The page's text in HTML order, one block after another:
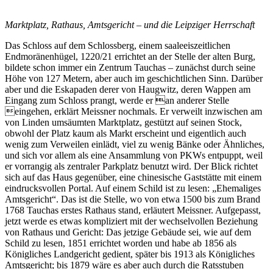
Marktplatz, Rathaus, Amtsgericht – und die Leipziger Herrschaft
Das Schloss auf dem Schlossberg, einem saaleeiszeitlichen
Endmoränenhügel, 1220/21 errichtet an der Stelle der alten Burg,
bildete schon immer ein Zentrum Tauchas – zunächst durch seine
Höhe von 127 Metern, aber auch im geschichtlichen Sinn. Darüber
aber und die Eskapaden derer von Haugwitz, deren Wappen am
Eingang zum Schloss prangt, werde er an anderer Stelle
eingehen, erklärt Meissner nochmals. Er verweilt inzwischen am
von Linden umsäumten Marktplatz, gestützt auf seinen Stock,
obwohl der Platz kaum als Markt erscheint und eigentlich auch
wenig zum Verweilen einlädt, viel zu wenig Bänke oder Ähnliches,
und sich vor allem als eine Ansammlung von PKWs entpuppt, weil
er vorrangig als zentraler Parkplatz benutzt wird. Der Blick richtet
sich auf das Haus gegenüber, eine chinesische Gaststätte mit einem
eindrucksvollen Portal. Auf einem Schild ist zu lesen: „Ehemaliges
Amtsgericht“. Das ist die Stelle, wo von etwa 1500 bis zum Brand
1768 Tauchas erstes Rathaus stand, erläutert Meissner. Aufgepasst,
jetzt werde es etwas kompliziert mit der wechselvollen Beziehung
von Rathaus und Gericht: Das jetzige Gebäude sei, wie auf dem
Schild zu lesen, 1851 errichtet worden und habe ab 1856 als
Königliches Landgericht gedient, später bis 1913 als Königliches
Amtsgericht; bis 1879 wäre es aber auch durch die Ratsstuben